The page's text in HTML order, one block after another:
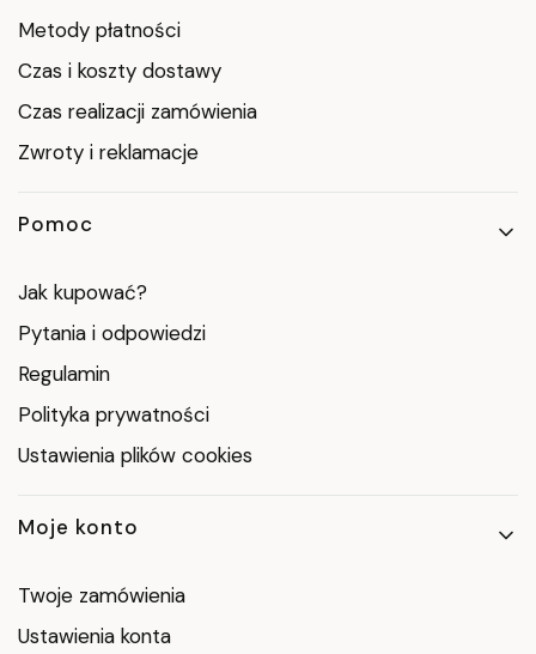
Metody płatności
Czas i koszty dostawy
Czas realizacji zamówienia
Zwroty i reklamacje
Pomoc
Jak kupować?
Pytania i odpowiedzi
Regulamin
Polityka prywatności
Ustawienia plików cookies
Moje konto
Twoje zamówienia
Ustawienia konta